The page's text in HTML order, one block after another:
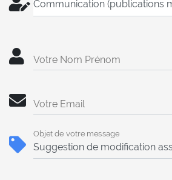
Votre Nom Prénom
Votre Email
Objet de votre message